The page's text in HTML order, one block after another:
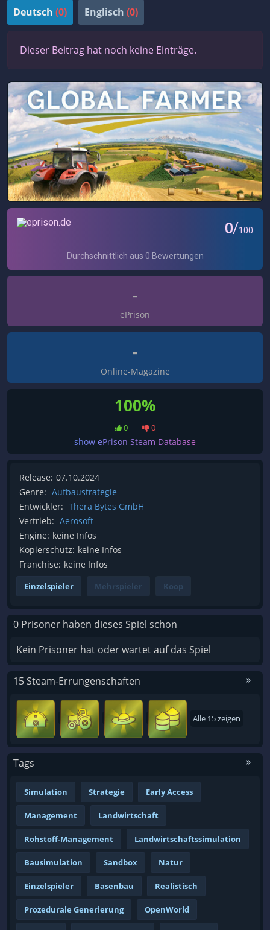
Deutsch (0) Englisch (0)
Dieser Beitrag hat noch keine Einträge.
-
ePrison
-
Online-Magazine
100%
0 0
show ePrison Steam Database
Release: 07.10.2024
Genre: Aufbaustrategie
Entwickler: Thera Bytes GmbH
Vertrieb: Aerosoft
Engine: keine Infos
Kopierschutz: keine Infos
Franchise: keine Infos
Einzelspieler Mehrspieler Koop
0 Prisoner haben dieses Spiel schon
Kein Prisoner hat oder wartet auf das Spiel
15 Steam-Errungenschaften
Alle 15 zeigen
Tags
Simulation Strategie Early Access
Management Landwirtschaft
Rohstoff-Management Landwirtschaftssimulation
Bausimulation Sandbox Natur
Einzelspieler Basenbau Realistisch
Prozedurale Generierung OpenWorld